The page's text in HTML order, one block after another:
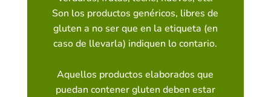
Son los productos genéricos, libres de
gluten a no ser que en la etiqueta (en
caso de llevarla) indiquen lo contario.
Aquellos productos elaborados que
puedan contener gluten deben estar